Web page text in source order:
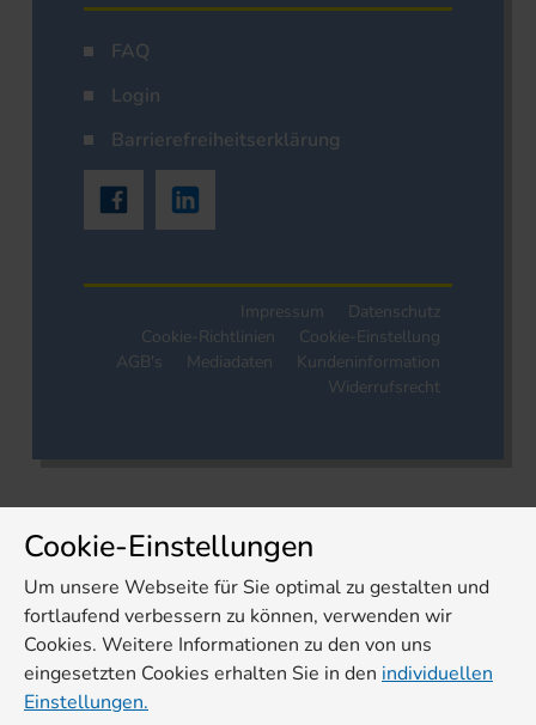
FAQ
Login
Barrierefreiheitserklärung
Impressum
Datenschutz
Cookie-Richtlinien
Cookie-Einstellung
AGB's
Mediadaten
Kundeninformation
Widerrufsrecht
Cookie-Einstellungen
Um unsere Webseite für Sie optimal zu gestalten und
fortlaufend verbessern zu können, verwenden wir
Cookies. Weitere Informationen zu den von uns
eingesetzten Cookies erhalten Sie in den individuellen
Einstellungen.